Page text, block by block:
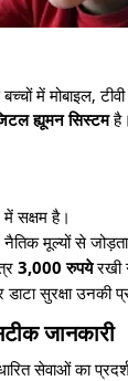
में मोबाइल,
ह्यूमन सिस्टम
सक्षम है।
मूल्यों से
3,000 रुपयेरखी
सुरक्षा उनकी
जानकारी
सेवाओं का